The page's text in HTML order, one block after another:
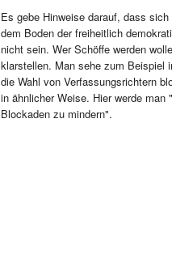
Es gebe Hinweise darauf, dass
dem Boden der freiheitlich
nicht sein. Wer Schöffe werden
klarstellen. Man sehe zum Beispiel
die Wahl von Verfassungsrichtern
in ähnlicher Weise. Hier werde
Blockaden zu mindern".